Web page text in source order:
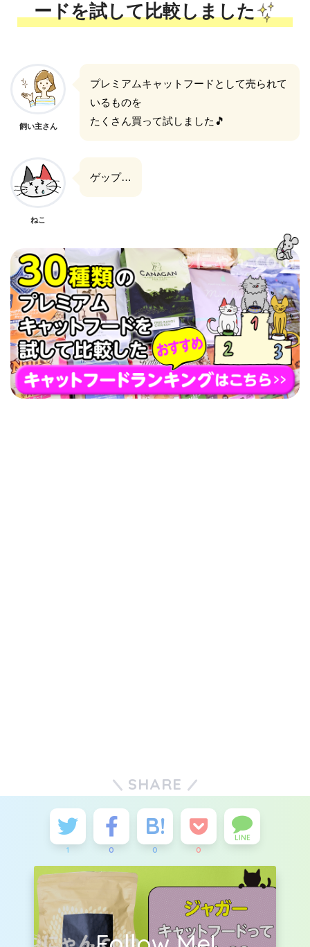
ードを試して比較しました
飼い主さん
プレミアムキャットフードとして売られて
いるものを
たくさん買って試しました🎵
ねこ
ゲップ…
SHARE
1 0 0 0
LINE